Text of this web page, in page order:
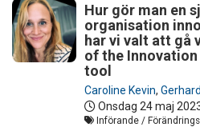
Hur gör man en
organisation
har vi valt att gå
of the
tool
Caroline Kevin,
Onsdag 24 maj
Införande /